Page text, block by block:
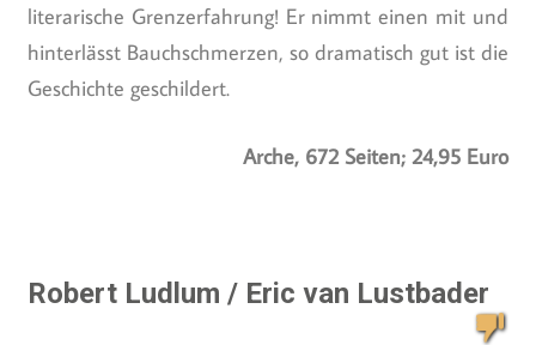
literarische Grenzerfahrung! Er nimmt einen mit und
hinterlässt Bauchschmerzen, so dramatisch gut ist die
Geschichte geschildert.
Arche, 672 Seiten; 24,95 Euro
Robert Ludlum / Eric van Lustbader